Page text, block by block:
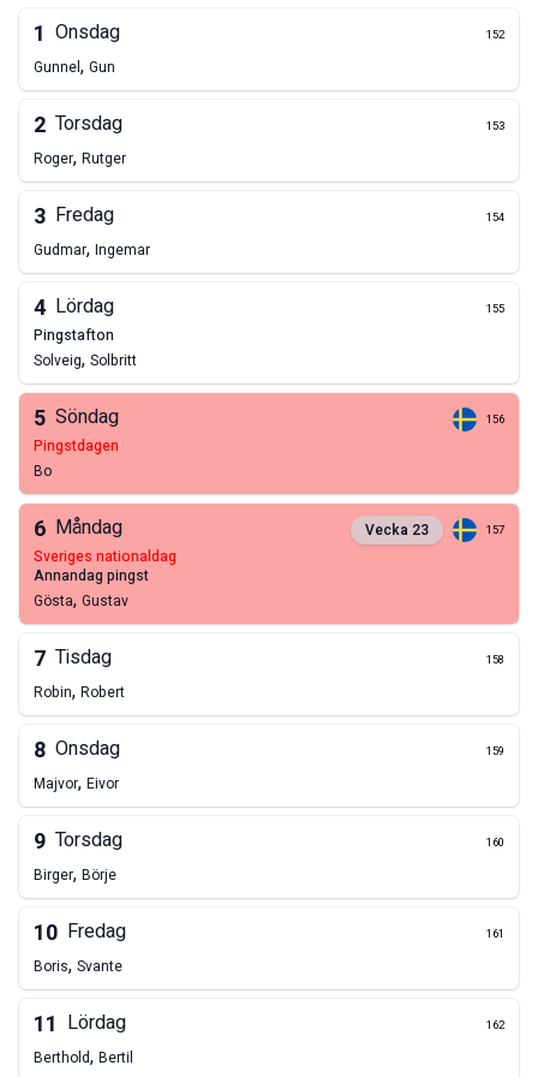
1 Onsdag 152
Gunnel, Gun
2 Torsdag 153
Roger, Rutger
3 Fredag 154
Gudmar, Ingemar
4 Lördag 155
pingstafton
Solveig, Solbritt
5 Söndag 156
pingstdagen
Bo
6 Måndag Vecka 23 157
sveriges nationaldag
annandag pingst
Gösta, Gustav
7 Tisdag 158
Robin, Robert
8 Onsdag 159
Majvor, Eivor
9 Torsdag 160
Birger, Börje
10 Fredag 161
Boris, Svante
11 Lördag 162
Berthold, Bertil